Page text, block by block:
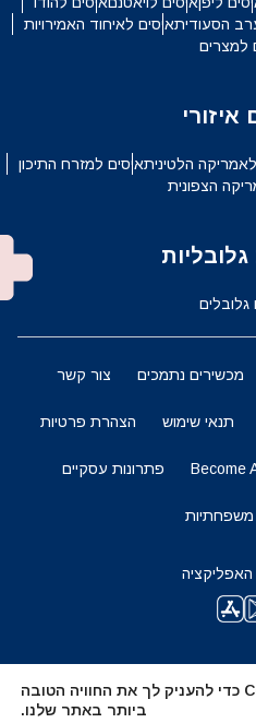
הסעודיתאיסים לאיחוד האמירויות
למצרים
איזורי
הלטיניתאיסים למזרח התיכון
הצפונית
גלובלים
מכשירים נתמכים צור קשר
תנאי שימוש הצהרת פרטיות
Become פתרונות עסקיים
משפחתיות
אנו משתמשים בקובצי Cookie כדי להעניק לך את החוויה הטובה
ביותר באתר שלנו.